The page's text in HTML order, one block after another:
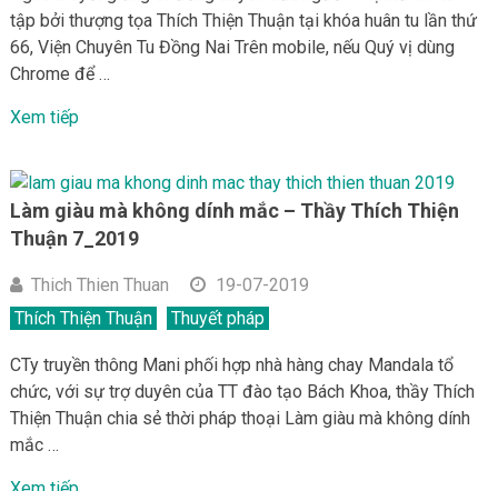
tập bởi thượng tọa Thích Thiện Thuận tại khóa huân tu lần thứ
66, Viện Chuyên Tu Đồng Nai Trên mobile, nếu Quý vị dùng
Chrome để …
Xem tiếp
Làm giàu mà không dính mắc – Thầy Thích Thiện
Thuận 7_2019
Thich Thien Thuan
19-07-2019
Thích Thiện Thuận
Thuyết pháp
CTy truyền thông Mani phối hợp nhà hàng chay Mandala tổ
chức, với sự trợ duyên của TT đào tạo Bách Khoa, thầy Thích
Thiện Thuận chia sẻ thời pháp thoại Làm giàu mà không dính
mắc …